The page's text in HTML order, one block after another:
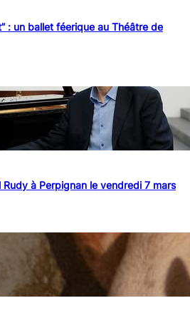
: un ballet féerique au Théâtre de
à Perpignan le vendredi 7 mars